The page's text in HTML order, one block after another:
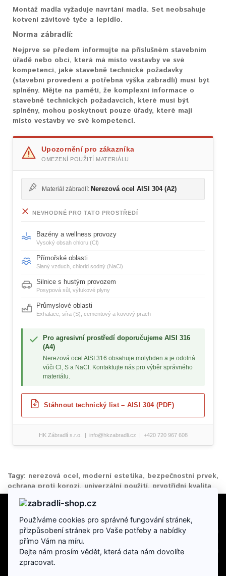
Montáž madla vyžaduje navrtání madla. Set neobsahuje
kotvení závitové tyče a lepidlo.
Norma zábradlí:
Nejprve se předem informujte na příslušném stavebním
úřadě nebo obci, která má místo vestavby ve své
kompetenci, jaké stavebně technické požadavky
(stavební provedení a potřebná výška zábradlí) musí být
splněny. Mějte na paměti, že komplexní informace o
stavebně technických požadavcích, které musí být
splněny, mohou poskytnout pouze úřady, které mají
místo vestavby ve své kompetenci.
Upozornění pro zákazníka
OMEZENÍ POUŽITÍ MATERIÁLU
Materiál zábradlí: Nerezová ocel AISI 304 (A2)
NEVHODNÉ PRO TATO PROSTŘEDÍ
Bazény a wellness provozy
Vysoký obsah chloru (Cl)
Přímořské oblasti
Slaný vzduch, chlorid sodný (NaCl)
Silnice s hustým provozem
Posypová sůl, výfukové plyny
Průmyslové oblasti
Exhalace, síra (S), cementový a kovový prach
Pro agresivní prostředí doporučujeme AISI 316
(A4)
Nerezová ocel AISI 316 obsahuje molybden a je odolná
vůči Cl, S a NaCl. Kontaktujte nás pro výběr správného
materiálu.
Stáhnout technický list – AISI 304 (PDF)
HK Zábradlí s.r.o. | info@hkzabradli.cz | +420 720 967 608
Tagy: nerezová ocel, moderní estetika, bezpečnostní prvek,
ochrana proti korozi, univerzální použití, prvotřídní kvalita
INFORMACE
DOPLŇKY
Používáme cookies pro správné fungování stránek,
přizpůsobení stránek pro Vaše potřeby a nabídky
přímo Vám na míru.
Dejte nám prosím vědět, která data nám dovolíte
zpracovat.